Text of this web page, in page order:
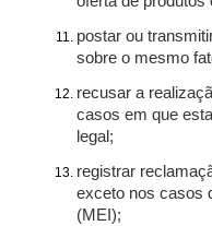
postar ou
sobre o mesmo
recusar a
casos em que
legal;
registrar
exceto nos casos
(MEI);